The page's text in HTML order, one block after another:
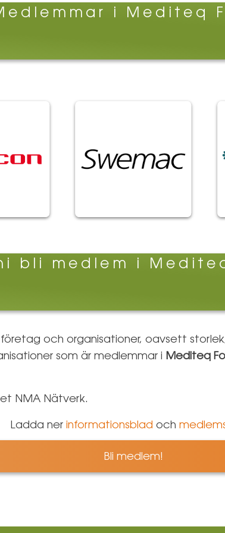
i Mediteq
bli medlem i
och organisationer, oavsett
som är medlemmar i Mediteq
NMA Nätverk.
Ladda ner informationsblad och
Bli medlem!